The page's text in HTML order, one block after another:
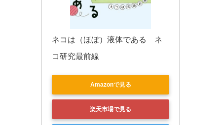
ネコは（ほぼ）液体である　ネ
コ研究最前線
Amazonで見る
楽天市場で見る